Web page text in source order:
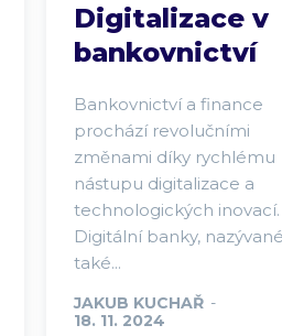
Digitalizace v
bankovnictví
Bankovnictví a finance
prochází revolučními
změnami díky rychlému
nástupu digitalizace a
technologických inovací.
Digitální banky, nazývané
také...
JAKUB KUCHAŘ -
18. 11. 2024